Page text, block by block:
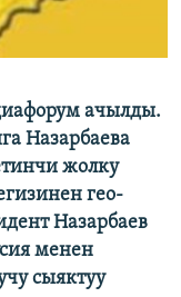
ачылды.
Назарбаева
жолку
гео-
Назарбаев
менен
сыяктуу